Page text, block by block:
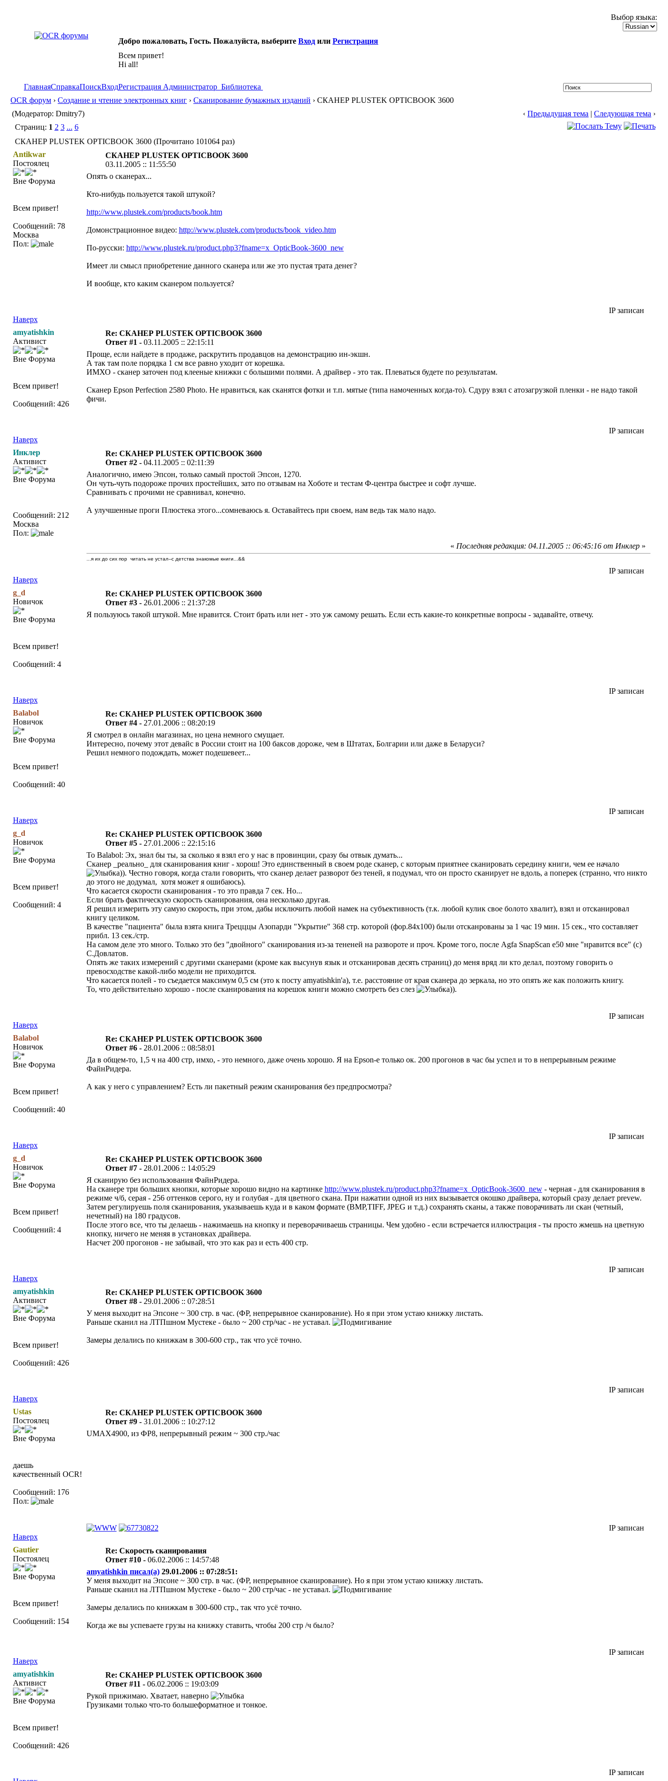
Выбор языка:
Добро пожаловать, Гость. Пожалуйста, выберите Вход или Регистрация
Всем привет!
Hi all!
ГлавнаяСправкаПоискВходРегистрация Администратор Библиотека
OCR форум › Создание и чтение электронных книг › Сканирование бумажных изданий › СКАНЕР PLUSTEK OPTICBOOK 3600
(Модератор: Dmitry7)
‹Предыдущая тема |Следующая тема ›
Страниц: 1 2 3 ... 6
СКАНЕР PLUSTEK OPTICBOOK 3600 (Прочитано 101064 раз)
Antikwar
Постоялец
Вне Форума
Всем привет!
Сообщений: 78
Москва
Пол:
СКАНЕР PLUSTEK OPTICBOOK 3600
03.11.2005 :: 11:55:50
Опять о сканерах...
Кто-нибудь пользуется такой штукой?
http://www.plustek.com/products/book.htm
Домонстрационное видео: http://www.plustek.com/products/book_video.htm
По-русски: http://www.plustek.ru/product.php3?fname=x_OpticBook-3600_new
Имеет ли смысл приобретение данного сканера или же это пустая трата денег?
И вообще, кто каким сканером пользуется?
Наверх
IP записан
amyatishkin
Активист
Вне Форума
Всем привет!
Сообщений: 426
Re: СКАНЕР PLUSTEK OPTICBOOK 3600
Ответ #1 - 03.11.2005 :: 22:15:11
Проще, если найдете в продаже, раскрутить продавцов на демонстрацию ин-экшн.
А так там поле порядка 1 см все равно уходит от корешка.
ИМХО - сканер заточен под клееные книжки с большими полями. А драйвер - это так. Плеваться будете по результатам.
Сканер Epson Perfection 2580 Photo. Не нравиться, как сканятся фотки и т.п. мятые (типа намоченных когда-то). Сдуру взял с атозагрузкой пленки - не надо такой
фичи.
Наверх
IP записан
Инклер
Активист
Вне Форума
Сообщений: 212
Москва
Пол:
Re: СКАНЕР PLUSTEK OPTICBOOK 3600
Ответ #2 - 04.11.2005 :: 02:11:39
Аналогично, имею Эпсон, только самый простой Эпсон, 1270.
Он чуть-чуть подороже прочих простейших, зато по отзывам на Хоботе и тестам Ф-центра быстрее и софт лучше.
Сравнивать с прочими не сравнивал, конечно.
А улучшенные проги Плюстека этого...сомневаюсь я. Оставайтесь при своем, нам ведь так мало надо.
Наверх
« Последняя редакция: 04.11.2005 :: 06:45:16 от Инклер »
...я их до сих пор читать не устал--с детства знакомые книги...&&
IP записан
g_d
Новичок
Вне Форума
Всем привет!
Сообщений: 4
Re: СКАНЕР PLUSTEK OPTICBOOK 3600
Ответ #3 - 26.01.2006 :: 21:37:28
Я пользуюсь такой штукой. Мне нравится. Стоит брать или нет - это уж самому решать. Если есть какие-то конкретные вопросы - задавайте, отвечу.
Наверх
IP записан
Balabol
Новичок
Вне Форума
Всем привет!
Сообщений: 40
Re: СКАНЕР PLUSTEK OPTICBOOK 3600
Ответ #4 - 27.01.2006 :: 08:20:19
Я смотрел в онлайн магазинах, но цена немного смущает.
Интересно, почему этот девайс в России стоит на 100 баксов дороже, чем в Штатах, Болгарии или даже в Беларуси?
Решил немного подождать, может подешевеет...
Наверх
IP записан
g_d
Новичок
Вне Форума
Всем привет!
Сообщений: 4
Re: СКАНЕР PLUSTEK OPTICBOOK 3600
Ответ #5 - 27.01.2006 :: 22:15:16
To Balabol: Эх, знал бы ты, за сколько я взял его у нас в провинции, сразу бы отвык думать...
Сканер _реально_ для сканирования книг - хорош! Это единственный в своем роде сканер, с которым приятнее сканировать середину книги, чем ее начало
)). Честно говоря, когда стали говорить, что сканер делает разворот без теней, я подумал, что он просто сканирует не вдоль, а поперек (странно, что никто
до этого не додумал, хотя может я ошибаюсь).
Что касается скорости сканирования - то это правда 7 сек. Но...
Если брать фактическую скорость сканирования, она несколько другая.
Я решил измерить эту самую скорость, при этом, дабы исключить любой намек на субъективность (т.к. любой кулик свое болото хвалит), взял и отсканировал
книгу целиком.
В качестве "пациента" была взята книга Трецццы Азопарди "Укрытие" 368 стр. которой (фор.84х100) были отсканрованы за 1 час 19 мин. 15 сек., что составляет
прибл. 13 сек./стр.
На самом деле это много. Только это без "двойного" сканирования из-за тененей на развороте и проч. Кроме того, после Agfa SnapScan e50 мне "нравится все" (с)
С.Довлатов.
Опять же таких измерений с другими сканерами (кроме как высунув язык и отсканировав десять страниц) до меня вряд ли кто делал, поэтому говорить о
превосходстве какой-либо модели не приходится.
Что касается полей - то съедается максимум 0,5 см (это к посту amyatishkin'а), т.е. расстояние от края сканера до зеркала, но это опять же как положить книгу.
То, что действительно хорошо - после сканирования на корешок книги можно смотреть без слез
)).
Наверх
IP записан
Balabol
Новичок
Вне Форума
Всем привет!
Сообщений: 40
Re: СКАНЕР PLUSTEK OPTICBOOK 3600
Ответ #6 - 28.01.2006 :: 08:58:01
Да в общем-то, 1,5 ч на 400 стр, имхо, - это немного, даже очень хорошо. Я на Epson-e только ок. 200 прогонов в час бы успел и то в непрерывным режиме
ФайнРидера.
А как у него с управлением? Есть ли пакетный режим сканирования без предпросмотра?
Наверх
IP записан
g_d
Новичок
Вне Форума
Всем привет!
Сообщений: 4
Re: СКАНЕР PLUSTEK OPTICBOOK 3600
Ответ #7 - 28.01.2006 :: 14:05:29
Я сканирую без использования ФайнРидера.
На сканере три больших кнопки, которые хорошо видно на картинке http://www.plustek.ru/product.php3?fname=x_OpticBook-3600_new- черная - для сканирования в
режиме ч/б, серая - 256 оттенков серого, ну и голубая - для цветного скана. При нажатии одной из них вызывается окошко драйвера, который сразу делает prevew.
Затем регулируешь поля сканирования, указываешь куда и в каком формате (BMP,TIFF, JPEG и т.д.) сохранять сканы, а также поворачивать ли скан (четный,
нечетный) на 180 градусов.
После этого все, что ты делаешь - нажимаешь на кнопку и переворачиваешь страницы. Чем удобно - если встречается иллюстрация - ты просто жмешь на цветную
кнопку, ничего не меняя в установках драйвера.
Насчет 200 прогонов - не забывай, что это как раз и есть 400 стр.
Наверх
IP записан
amyatishkin
Активист
Вне Форума
Всем привет!
Сообщений: 426
Re: СКАНЕР PLUSTEK OPTICBOOK 3600
Ответ #8 - 29.01.2006 :: 07:28:51
У меня выходит на Эпсоне ~ 300 стр. в час. (ФР, непрерывное сканирование). Но я при этом устаю книжку листать.
Раньше сканил на ЛТПшном Мустеке - было ~ 200 стр/час - не уставал.
Замеры делались по книжкам в 300-600 стр., так что усё точно.
Наверх
IP записан
Ustas
Постоялец
Вне Форума
даешь
качественный OCR!
Сообщений: 176
Пол:
Re: СКАНЕР PLUSTEK OPTICBOOK 3600
Ответ #9 - 31.01.2006 :: 10:27:12
UMAX4900, из ФР8, непрерывный режим ~ 300 стр./час
Наверх
IP записан
Gautier
Постоялец
Вне Форума
Всем привет!
Сообщений: 154
Re: Скорость сканирования
Ответ #10 - 06.02.2006 :: 14:57:48
amyatishkin писал(а)29.01.2006 :: 07:28:51:
У меня выходит на Эпсоне ~ 300 стр. в час. (ФР, непрерывное сканирование). Но я при этом устаю книжку листать.
Раньше сканил на ЛТПшном Мустеке - было ~ 200 стр/час - не уставал.
Замеры делались по книжкам в 300-600 стр., так что усё точно.
Когда же вы успеваете грузы на книжку ставить, чтобы 200 стр /ч было?
Наверх
IP записан
amyatishkin
Активист
Вне Форума
Всем привет!
Сообщений: 426
Re: СКАНЕР PLUSTEK OPTICBOOK 3600
Ответ #11 - 06.02.2006 :: 19:03:09
Рукой прижимаю. Хватает, наверно
Грузиками только что-то большеформатное и тонкое.
IP записан